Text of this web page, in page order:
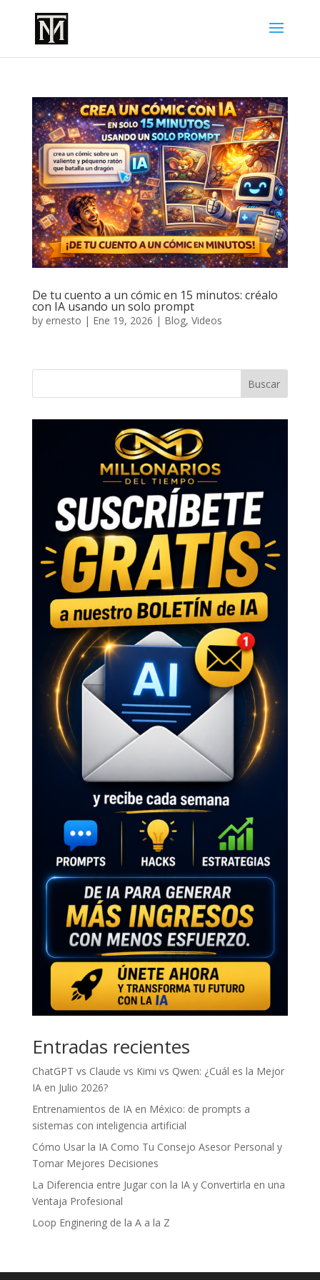
De tu cuento a un cómic en 15 minutos: créalo
con IA usando un solo prompt
by ernesto | Ene 19, 2026 | Blog, Videos
Buscar
Entradas recientes
ChatGPT vs Claude vs Kimi vs Qwen: ¿Cuál es la Mejor
IA en Julio 2026?
Entrenamientos de IA en México: de prompts a
sistemas con inteligencia artificial
Cómo Usar la IA Como Tu Consejo Asesor Personal y
Tomar Mejores Decisiones
La Diferencia entre Jugar con la IA y Convertirla en una
Ventaja Profesional
Loop Enginering de la A a la Z